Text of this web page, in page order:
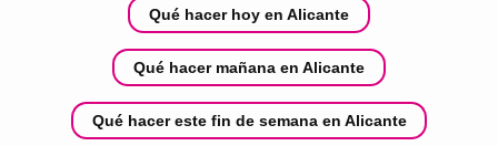
Qué hacer hoy en Alicante
Qué hacer mañana en Alicante
Qué hacer este fin de semana en Alicante